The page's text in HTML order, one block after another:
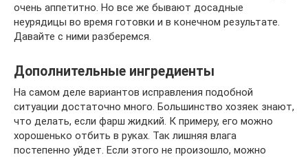
очень аппетитно. Но все же бывают досадные
неурядицы во время готовки и в конечном результате.
Давайте с ними разберемся.
Дополнительные ингредиенты
На самом деле вариантов исправления подобной
ситуации достаточно много. Большинство хозяек знают,
что делать, если фарш жидкий. К примеру, его можно
хорошенько отбить в руках. Так лишняя влага
постепенно уйдет. Если этого не произошло, можно